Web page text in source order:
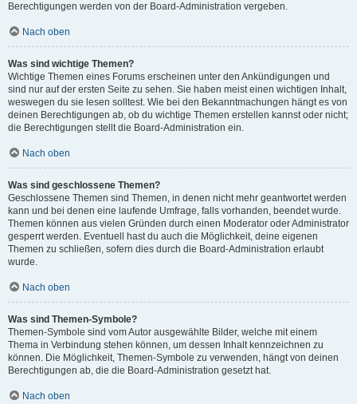
Berechtigungen werden von der Board-Administration vergeben.
Nach oben
Was sind wichtige Themen?
Wichtige Themen eines Forums erscheinen unter den Ankündigungen und
sind nur auf der ersten Seite zu sehen. Sie haben meist einen wichtigen Inhalt,
weswegen du sie lesen solltest. Wie bei den Bekanntmachungen hängt es von
deinen Berechtigungen ab, ob du wichtige Themen erstellen kannst oder nicht;
die Berechtigungen stellt die Board-Administration ein.
Nach oben
Was sind geschlossene Themen?
Geschlossene Themen sind Themen, in denen nicht mehr geantwortet werden
kann und bei denen eine laufende Umfrage, falls vorhanden, beendet wurde.
Themen können aus vielen Gründen durch einen Moderator oder Administrator
gesperrt werden. Eventuell hast du auch die Möglichkeit, deine eigenen
Themen zu schließen, sofern dies durch die Board-Administration erlaubt
wurde.
Nach oben
Was sind Themen-Symbole?
Themen-Symbole sind vom Autor ausgewählte Bilder, welche mit einem
Thema in Verbindung stehen können, um dessen Inhalt kennzeichnen zu
können. Die Möglichkeit, Themen-Symbole zu verwenden, hängt von deinen
Berechtigungen ab, die die Board-Administration gesetzt hat.
Nach oben